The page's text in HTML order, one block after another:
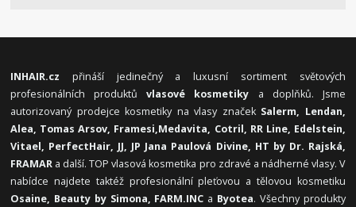
INHAIR.cz přináší jedinečný a luxusní sortiment světových
profesionálních produktůvlasové kosmetiky a doplňků. Jsme
autorizovaný prodejce kosmetiky na vlasy značek Salerm, Lendan,
Alea, Tomas Arsov, Framesi,Medavita, Cotril, RR Line, Edelstein,
Vitael, PerfectHair, JJ, JP Jana Paulová Divine, HT by Dr. Rajská,
FRAMAR a další. TOP vlasová kosmetika pro zdravé a nádherné vlasy. V
nabídce najdete taktéž profesionální pleťovou a tělovou kosmetiku
Osaine, Beauty by Simona, FARM.INC a Byotea. Všechny produkty